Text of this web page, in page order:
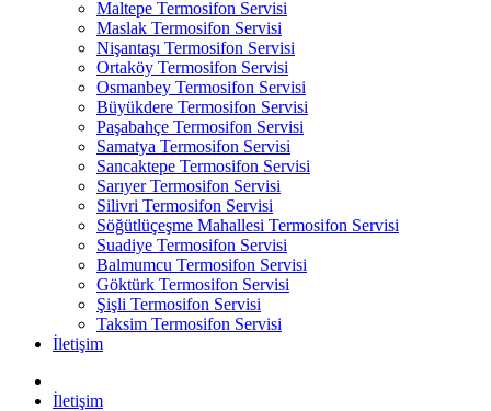
Maltepe Termosifon Servisi
Maslak Termosifon Servisi
Nişantaşı Termosifon Servisi
Ortaköy Termosifon Servisi
Osmanbey Termosifon Servisi
Büyükdere Termosifon Servisi
Paşabahçe Termosifon Servisi
Samatya Termosifon Servisi
Sancaktepe Termosifon Servisi
Sarıyer Termosifon Servisi
Silivri Termosifon Servisi
Söğütlüçeşme Mahallesi Termosifon Servisi
Suadiye Termosifon Servisi
Balmumcu Termosifon Servisi
Göktürk Termosifon Servisi
Şişli Termosifon Servisi
Taksim Termosifon Servisi
İletişim
İletişim